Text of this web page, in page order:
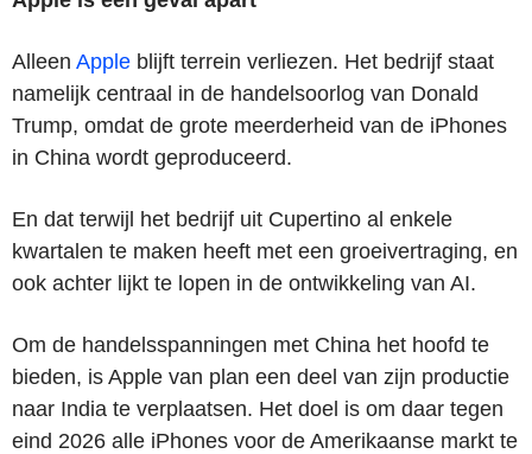
Alleen Apple blijft terrein verliezen. Het bedrijf staat
namelijk centraal in de handelsoorlog van Donald
Trump, omdat de grote meerderheid van de iPhones
in China wordt geproduceerd.
En dat terwijl het bedrijf uit Cupertino al enkele
kwartalen te maken heeft met een groeivertraging, en
ook achter lijkt te lopen in de ontwikkeling van AI.
Om de handelsspanningen met China het hoofd te
bieden, is Apple van plan een deel van zijn productie
naar India te verplaatsen. Het doel is om daar tegen
eind 2026 alle iPhones voor de Amerikaanse markt te